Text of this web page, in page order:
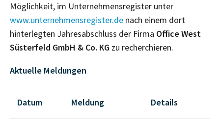
Möglichkeit, im Unternehmensregister unter
www.unternehmensregister.de nach einem dort
hinterlegten Jahresabschluss der Firma Office West
Süsterfeld GmbH & Co. KG zu recherchieren.
Aktuelle Meldungen
Datum Meldung Details